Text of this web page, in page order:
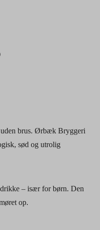
brus. Ørbæk Bryggeri
sød og utrolig
– især for børn. Den
op.